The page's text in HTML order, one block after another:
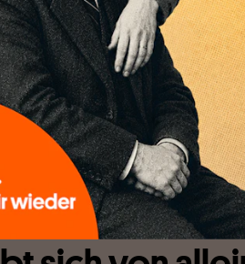
Bevölkerungszahl, in diesem
Indien mit seinen über 1,38
an diesem
Neu-Delhis, Moskaus
des globalen